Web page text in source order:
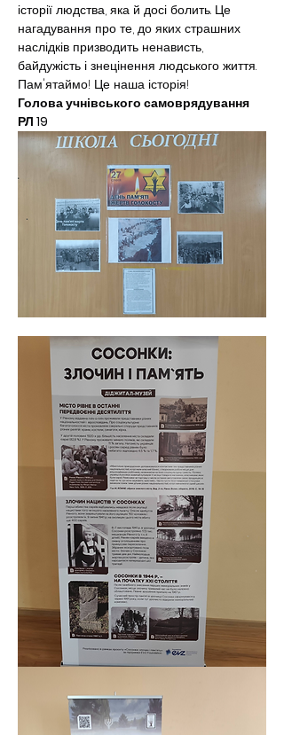
історії людства, яка й досі болить. Це
нагадування про те, до яких страшних
наслідків призводить ненависть,
байдужість і знецінення людського життя.
Пам'ятаймо! Це наша історія!
Голова учнівського самоврядування
РЛ 19